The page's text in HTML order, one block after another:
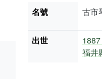
名號 古市
出世
福井